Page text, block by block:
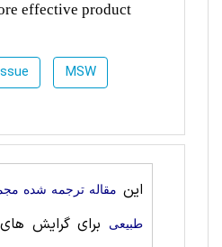
effective product
MSW
این مقاله ترجمه شده
طبيعی
برای گرایش